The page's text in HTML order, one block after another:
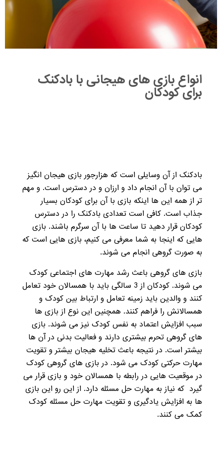
انواع بازی های هیجانی با بادکنک
برای کودکان
بادکنک از آن وسایلی است که هزارجور بازی هیجان انگیز
می توان با آن انجام داد و ارزان و در دسترس است. و مهم
تر از همه این ها اینکه بازی با آن برای کودکان بسیار
جذاب است. کافی است تعدادی بادکنک را در دسترس
کودکان قرار دهید تا ساعت ها با آن سرگرم باشند. بازی
هایی که اینجا به شما معرفی می کنیم، بازی هایی است که
به صورت گروهی انجام می شوند.
بازی های گروهی باعث رشد مهارت های اجتماعی کودک
می شوند. کودکان از 3 سالگی باید با همسالان خود تعامل
کنند و والدین باید زمینه تعامل و ارتباط بین کودک و
همسالانش را فراهم کنند. همچنین این نوع از بازی ها
سبب افزایش اعتماد به نفس کودک نیز می شوند. بازی
های گروهی تحرم بیشتری دارند و فعالیت بدنی در آن ها
بیشتر است. در نتیجه باعث تخلیه هیجان بیشتر و تقویت
مهارت حرکتی کودک می شود. در بازی های گروهی کودک
در موقعیت هایی در رابطه با همسالان خود و بازی قرار می
گیرد که نیاز به مهارت حل مسئله دارد. از این رو این بازی
ها به افزایش یادگیری و تقویت مهارت حل مسئله کودک
کمک می کنند.